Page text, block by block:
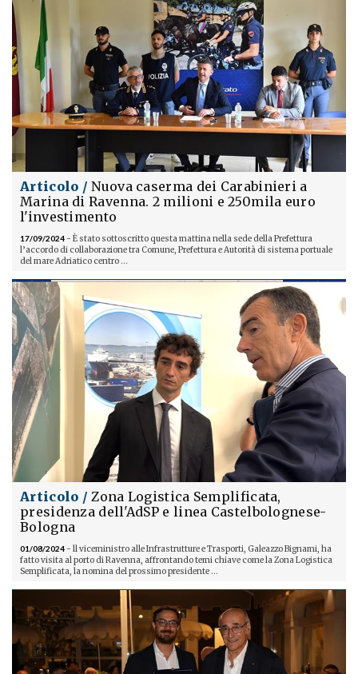
Articolo / Nuova caserma dei Carabinieri a
Marina di Ravenna. 2 milioni e 250mila euro
l'investimento
17/09/2024 - È stato sottoscritto questa mattina nella sede della Prefettura
l’accordo di collaborazione tra Comune, Prefettura e Autorità di sistema portuale
del mare Adriatico centro ...
Articolo / Zona Logistica Semplificata,
presidenza dell'AdSP e linea Castelbolognese-
Bologna
01/08/2024 - ll viceministro alle Infrastrutture e Trasporti, Galeazzo Bignami, ha
fatto visita al porto di Ravenna, affrontando temi chiave come la Zona Logistica
Semplificata, la nomina del prossimo presidente ...